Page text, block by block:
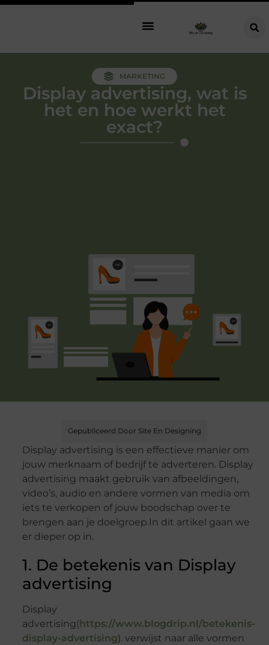
MARKETING
Display advertising, wat is
het en hoe werkt het
exact?
Gepubliceerd Door Site En Designing
Display advertising is een effectieve manier om
jouw merknaam of bedrijf te adverteren. Display
advertising maakt gebruik van afbeeldingen,
video’s, audio en andere vormen van media om
iets te verkopen of jouw boodschap over te
brengen aan je doelgroep.In dit artikel gaan we
er dieper op in.
1. De betekenis van Display
advertising
Display
advertising(https://www.blogdrip.nl/betekenis-
display-advertising). verwijst naar alle vormen